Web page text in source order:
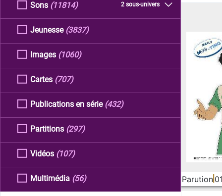
Sons 2 sous-univers
(11814)
Jeunesse (3837)
Images (1060)
Cartes (707)
Publications en série (432)
Partitions (297)
Vidéos (107)
Multimédia (56) Parution